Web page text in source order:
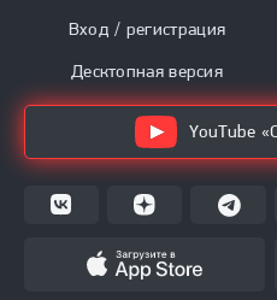
Вход / регистрация
Десктопная версия
YouTube